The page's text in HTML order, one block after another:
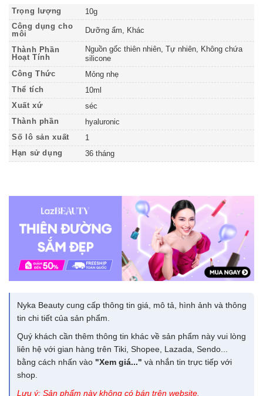
Trọng lượng
10g
Công dụng cho
môi
Dưỡng ẩm, Khác
Thành Phần
Hoạt Tính
Nguồn gốc thiên nhiên, Tự nhiên, Không chứa
silicone
Công Thức
Mỏng nhẹ
Thể tích
10ml
Xuất xứ
séc
Thành phần
hyaluronic
Số lô sản xuất
1
Hạn sử dụng
36 tháng
Nyka Beauty cung cấp thông tin giá, mô tả, hình ảnh và thông
tin chi tiết của sản phẩm.
Quý khách cần thêm thông tin khác về sản phẩm này vui lòng
liên hệ với gian hàng trên Tiki, Shopee, Lazada, Sendo...
bằng cách nhấn vào "Xem giá..." và nhắn tin trực tiếp với
shop.
Lưu ý: Sản phẩm này không có bán trên website.